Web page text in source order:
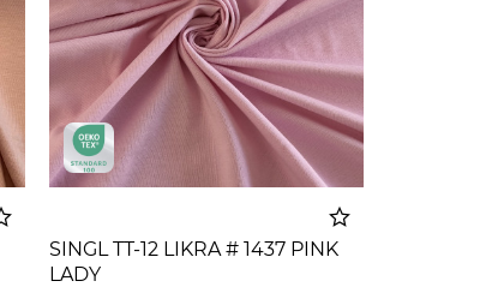
SINGL TT-12 LIKRA # 1437 PINK
LADY